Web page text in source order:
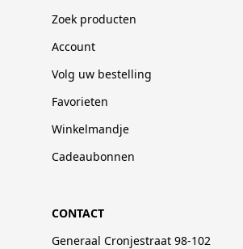
Zoek producten
Account
Volg uw bestelling
Favorieten
Winkelmandje
Cadeaubonnen
CONTACT
Generaal Cronjestraat 98-102